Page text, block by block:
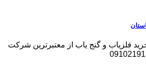
فلزیاب و گنج یاب از معتبرترین شرکت